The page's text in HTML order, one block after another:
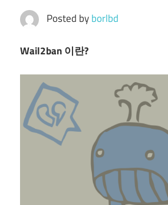
Posted byborlbd
Wail2ban 이란?